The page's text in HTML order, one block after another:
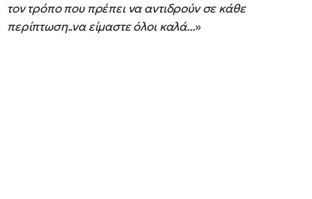
τον τρόπο που πρέπει να αντιδρούν σε κάθε
περίπτωση..να είμαστε όλοι καλά...»